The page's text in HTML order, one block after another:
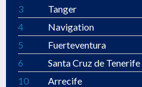
3
Tanger
4
Navigation
5
Fuerteventura
6
Santa Cruz de Tenerife
10
Arrecife